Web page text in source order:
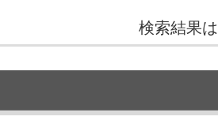
検索結果は